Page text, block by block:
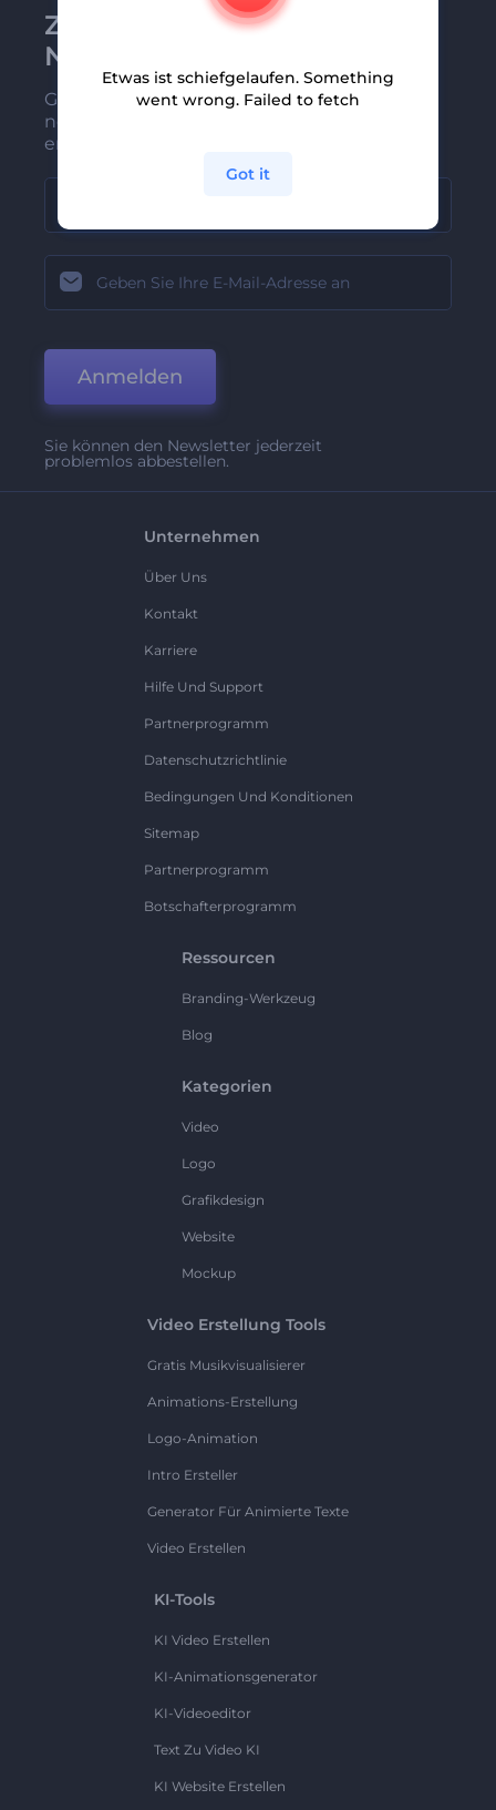
Zu Renderforest-
Newsletter anmelden
Gehören Sie zu den Ersten, die unsere
neuesten Nachrichten und Angebote
erhalten
Anmelden
Sie können den Newsletter jederzeit
problemlos abbestellen.
Unternehmen
Über Uns
Kontakt
Karriere
Hilfe Und Support
Partnerprogramm
Datenschutzrichtlinie
Bedingungen Und Konditionen
Sitemap
Partnerprogramm
Botschafterprogramm
Ressourcen
Branding-Werkzeug
Blog
Kategorien
Video
Logo
Grafikdesign
Website
Mockup
Video Erstellung Tools
Gratis Musikvisualisierer
Animations-Erstellung
Logo-Animation
Intro Ersteller
Generator Für Animierte Texte
Video Erstellen
KI-Tools
KI Video Erstellen
KI-Animationsgenerator
KI-Videoeditor
Text Zu Video KI
KI Website Erstellen
Etwas ist schiefgelaufen. Something
went wrong. Failed to fetch
Got it